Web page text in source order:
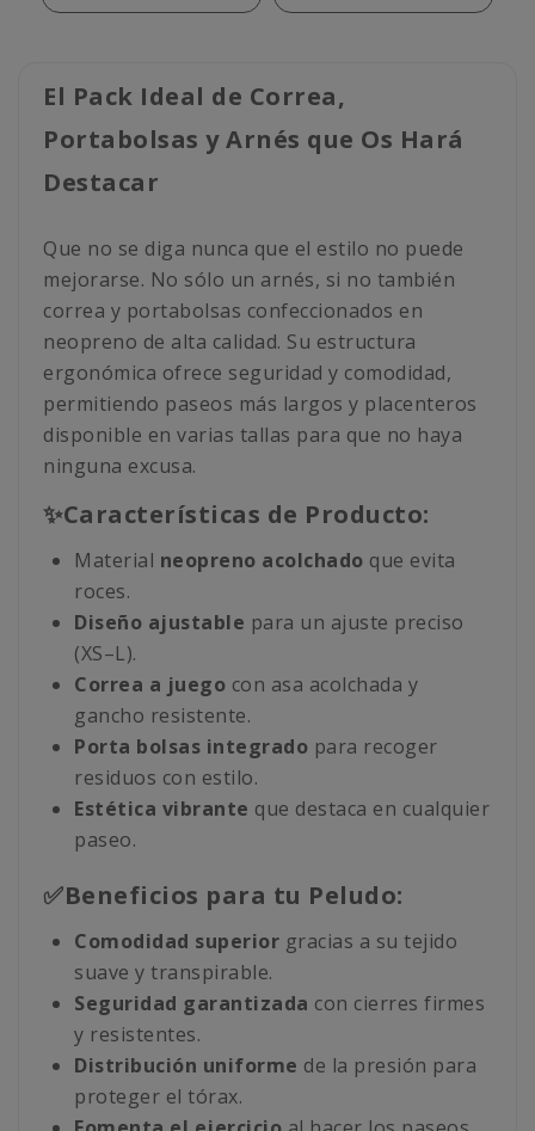
El Pack Ideal de Correa,
Portabolsas y Arnés que Os Hará
Destacar
Que no se diga nunca que el estilo no puede
mejorarse. No sólo un arnés, si no también
correa y portabolsas confeccionados en
neopreno de alta calidad. Su estructura
ergonómica ofrece seguridad y comodidad,
permitiendo paseos más largos y placenteros
disponible en varias tallas para que no haya
ninguna excusa.
✨Características de Producto:
Material neopreno acolchado que evita
roces.
Diseño ajustable para un ajuste preciso
(XS–L).
Correa a juego con asa acolchada y
gancho resistente.
Porta bolsas integrado para recoger
residuos con estilo.
Estética vibrante que destaca en cualquier
paseo.
✅Beneficios para tu Peludo:
Comodidad superior gracias a su tejido
suave y transpirable.
Seguridad garantizada con cierres firmes
y resistentes.
Distribución uniforme de la presión para
proteger el tórax.